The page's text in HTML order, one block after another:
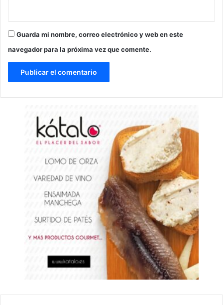
Guarda mi nombre, correo electrónico y web en este
navegador para la próxima vez que comente.